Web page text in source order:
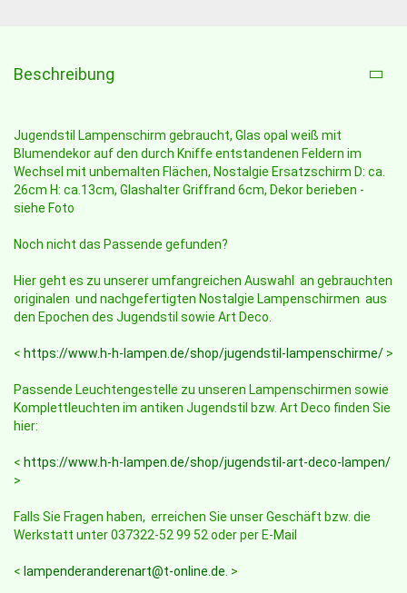
Beschreibung
Jugendstil Lampenschirm gebraucht, Glas opal weiß mit
Blumendekor auf den durch Kniffe entstandenen Feldern im
Wechsel mit unbemalten Flächen, Nostalgie Ersatzschirm D: ca.
26cm H: ca.13cm, Glashalter Griffrand 6cm, Dekor berieben -
siehe Foto
Noch nicht das Passende gefunden?
Hier geht es zu unserer umfangreichen Auswahl an gebrauchten
originalen und nachgefertigten Nostalgie Lampenschirmen aus
den Epochen des Jugendstil sowie Art Deco.
< https://www.h-h-lampen.de/shop/jugendstil-lampenschirme/ >
Passende Leuchtengestelle zu unseren Lampenschirmen sowie
Komplettleuchten im antiken Jugendstil bzw. Art Deco finden Sie
hier:
< https://www.h-h-lampen.de/shop/jugendstil-art-deco-lampen/
>
Falls Sie Fragen haben, erreichen Sie unser Geschäft bzw. die
Werkstatt unter 037322-52 99 52 oder per E-Mail
< lampenderanderenart@t-online.de. >